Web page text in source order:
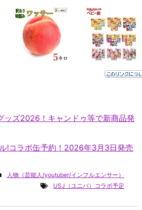
ッズ2026！キャンドゥ等で新商品発
!コラボ缶予約！2026年3月3日発売
人物（芸能人/youtuber/インフルエンサー）
USJ（ユニバ）コラボ予定